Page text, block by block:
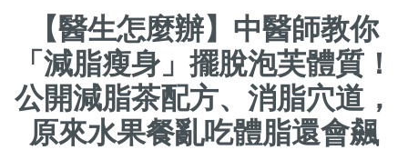
【醫生怎麼辦】中醫師教你
「減脂瘦身」擺脫泡芙體質！
公開減脂茶配方、消脂穴道，
原來水果餐亂吃體脂還會飆